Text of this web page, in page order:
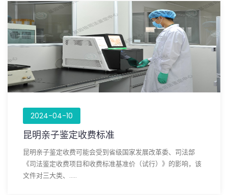
2024-04-10
昆明亲子鉴定收费标准
昆明亲子鉴定收费可能会受到省级国家发展改革委、司法部
《司法鉴定收费项目和收费标准基准价（试行）》的影响，该
文件对三大类、.....